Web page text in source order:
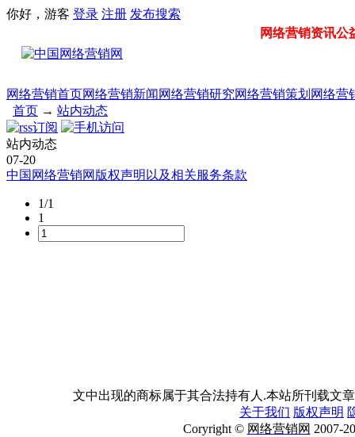
你好，游客 登录 注册 发布搜索
网络营销资讯公
网络营销首页网络营销新闻 网络营销研究网络营销策划 网络营
首页 → 站内动态
站内动态
07-20
中国网络营销网版权声明以及相关服务条款
1/1
1
文中出现的商标属于其合法持有人.本站所刊载文
关于我们 版权声明
Coryright © 网络营销网 2007-